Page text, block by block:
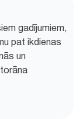
gadījumiem,
pat ikdienas
un